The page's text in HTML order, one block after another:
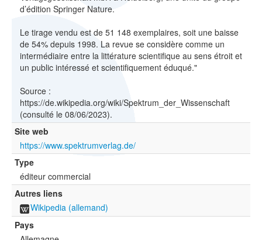
d’édition Springer Nature.
Le tirage vendu est de 51 148 exemplaires, soit une baisse
de 54% depuis 1998. La revue se considère comme un
intermédiaire entre la littérature scientifique au sens étroit et
un public intéressé et scientifiquement éduqué."
Source :
https://de.wikipedia.org/wiki/Spektrum_der_Wissenschaft
(consulté le 08/06/2023).
Site web
https://www.spektrumverlag.de/
Type
éditeur commercial
Autres liens
Wikipedia (allemand)
Pays